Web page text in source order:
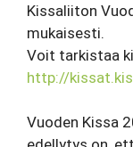
Kissaliiton
mukaisesti.
Voit tarkistaa
http://
Vuoden Kissa